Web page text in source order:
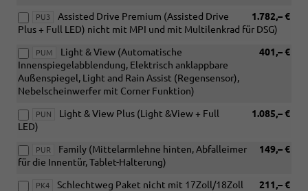
PU3 1.782,– €
Assisted Drive Premium (Assisted Drive
Plus + Full LED) nicht mit MPI und mit Multilenkrad für DSG)
PUM 401,– €
Light & View (Automatische
Innenspiegelabblendung, Elektrisch anklappbare
Außenspiegel, Light and Rain Assist (Regensensor),
Nebelscheinwerfer mit Corner Funktion)
PUN 1.085,– €
Light & View Plus (Light &View + Full
LED)
PUR 149,– €
Family (Mittelarmlehne hinten, Abfalleimer
für die Innentür, Tablet-Halterung)
PK4 211,– €
Schlechtweg Paket nicht mit 17Zoll/18Zoll